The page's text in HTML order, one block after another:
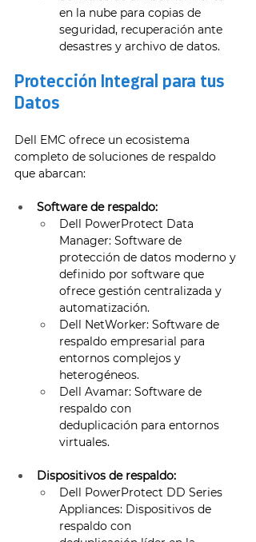
en la nube para copias de
seguridad, recuperación ante
desastres y archivo de datos.
Protección Integral para tus
Datos
Dell EMC ofrece un ecosistema
completo de soluciones de respaldo
que abarcan:
Software de respaldo:
Dell PowerProtect Data
Manager: Software de
protección de datos moderno y
definido por software que
ofrece gestión centralizada y
automatización.
Dell NetWorker: Software de
respaldo empresarial para
entornos complejos y
heterogéneos.
Dell Avamar: Software de
respaldo con
deduplicación para entornos
virtuales.
Dispositivos de respaldo:
Dell PowerProtect DD Series
Appliances: Dispositivos de
respaldo con